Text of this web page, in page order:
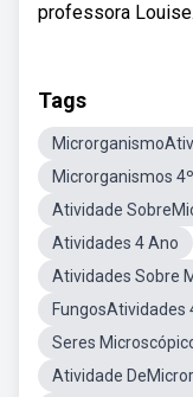
professora Louise.
Tags
Microrganismos
Atividade
Atividades 4 Ano
Atividades Sobre
FungosAtividades
Seres
Atividade